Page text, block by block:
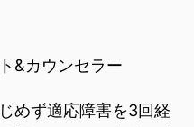
&カウンセラー
めず適応障害を3回経